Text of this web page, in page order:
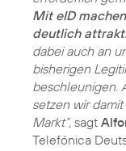
Mit eID
deutlich
dabei auch an
bisherigen
beschleunigen.
setzen wir
Markt“, sagt
Telefónica